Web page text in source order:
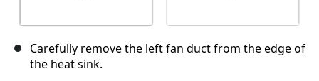
Carefully remove the left fan duct from the edge of
the heat sink.